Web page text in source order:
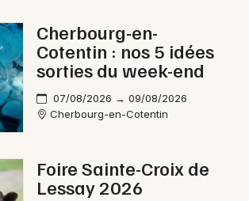
la Manche
Basse-Normandie
Normandie
Cherbourg-en-
Cotentin : nos 5 idées
sorties du week-end
07/08/2026 → 09/08/2026
Cherbourg-en-Cotentin
Foire Sainte-Croix de
Lessay 2026